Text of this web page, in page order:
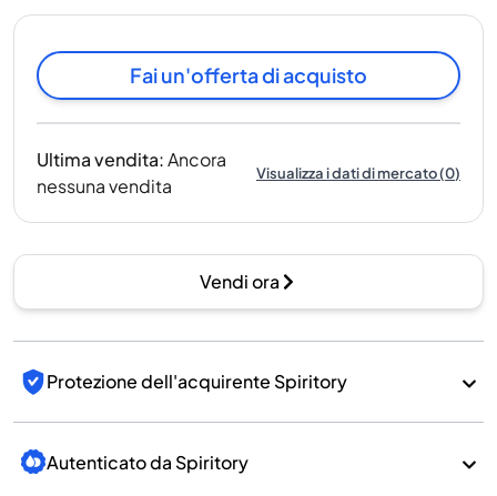
Fai un'offerta di acquisto
Ultima vendita:Ancora
nessuna vendita
Visualizza i dati di mercato(0)
Vendi ora
Protezione dell'acquirente Spiritory
Autenticato da Spiritory